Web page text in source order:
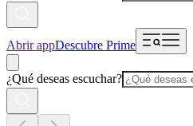
Abrir appDescubre Prime
¿Qué deseas escuchar?